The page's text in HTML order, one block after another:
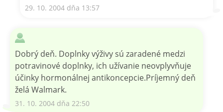
29. 10. 2004 dňa 13:57
Dobrý deň. Doplnky výživy sú zaradené medzi
potravinové doplnky, ich užívanie neovplyvňuje
účinky hormonálnej antikoncepcie.Príjemný deň
želá Walmark.
31. 10. 2004 dňa 22:50